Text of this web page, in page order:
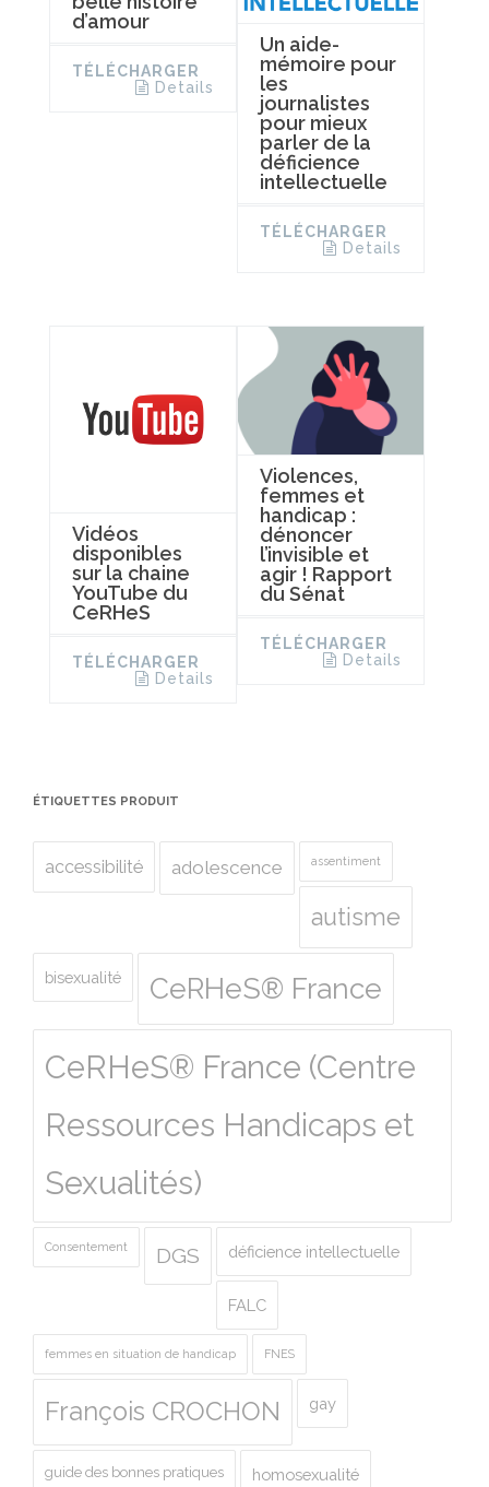
d’amour
TÉLÉCHARGER
Details
Un aide-
mémoire pour
les
journalistes
pour mieux
parler de la
déficience
intellectuelle
TÉLÉCHARGER
Details
Vidéos
disponibles
sur la chaine
YouTube du
CeRHeS
TÉLÉCHARGER
Details
Violences,
femmes et
handicap :
dénoncer
l’invisible et
agir ! Rapport
du Sénat
TÉLÉCHARGER
Details
ÉTIQUETTES PRODUIT
accessibilité adolescence assentiment
autisme
bisexualité CeRHeS® France
CeRHeS® France (Centre
Ressources Handicaps et
Sexualités)
Consentement DGS déficience intellectuelle
FALC
femmes en situation de handicap FNES
François CROCHON gay
guide des bonnes pratiques homosexualité